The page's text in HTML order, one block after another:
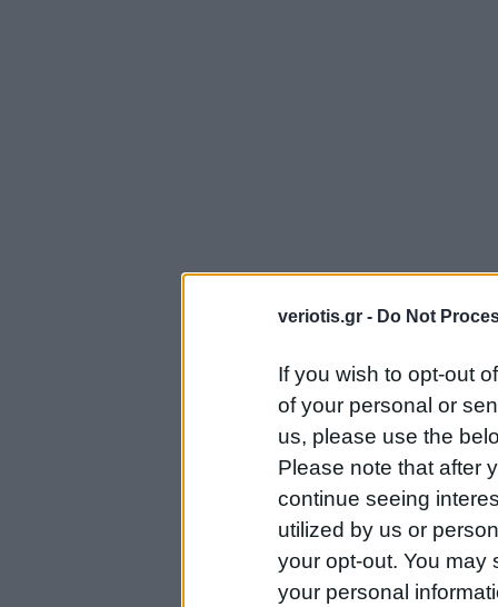
veriotis.gr - Do Not
If you wish to opt-out
of your personal or
us, please use the
Please note that after
continue seeing
utilized by us or
your opt-out. You may
your personal